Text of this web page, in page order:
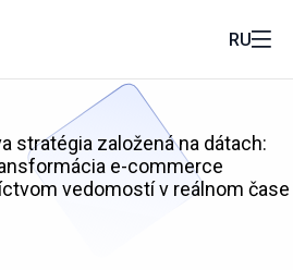
RU
stratégia založená na dátach:
e-commerce
vedomostí v reálnom čase